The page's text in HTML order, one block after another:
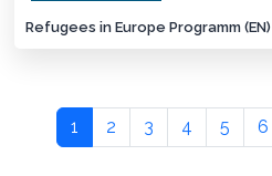
Refugees in Europe Programm (EN)
1 2 3 4 5 6